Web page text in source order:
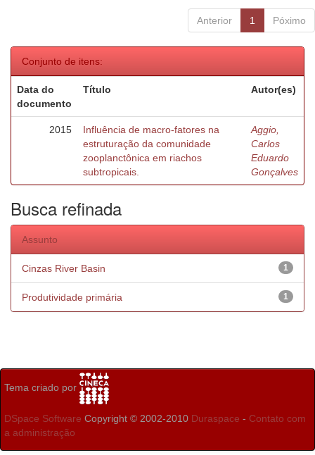
Anterior 1 Póximo
Conjunto de itens:
Data do
documento
Título Autor(es)
2015
Influência de macro-fatores na
estruturação da comunidade
zooplanctônica em riachos
subtropicais.
Aggio,
Carlos
Eduardo
Gonçalves
Busca refinada
Assunto
1
Cinzas River Basin
1
Produtividade primária
Tema criado por
DSpace Software Copyright © 2002-2010 Duraspace - Contato com
a administração